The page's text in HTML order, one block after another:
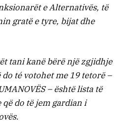
e Alternativës, të
gratë e tyre, bijat dhe
tani kanë bërë një zgjidhje
té votohet me 19 tetorë –
– është lista të
do të jem gardian i